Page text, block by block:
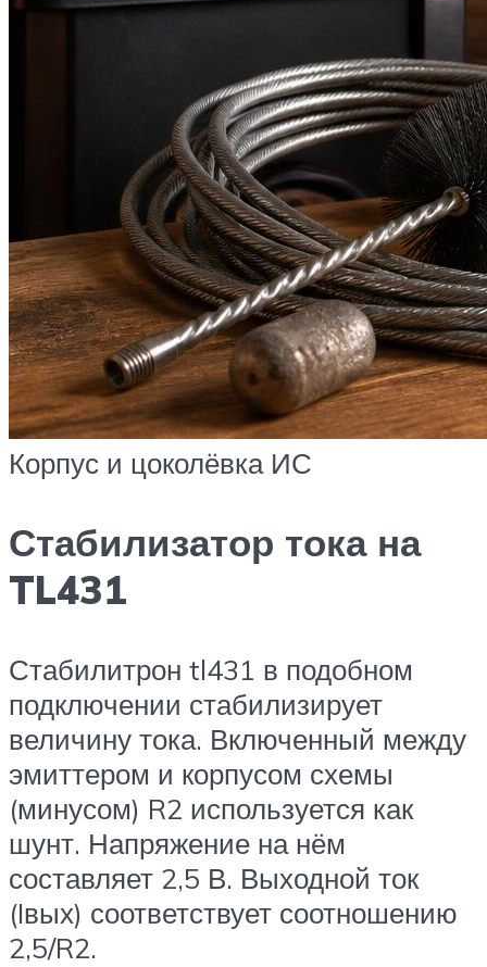
Корпус и цоколёвка ИС
Стабилизатор тока на
TL431
Стабилитрон tl431 в подобном
подключении стабилизирует
величину тока. Включенный между
эмиттером и корпусом схемы
(минусом) R2 используется как
шунт. Напряжение на нём
составляет 2,5 В. Выходной ток
(Iвых) соответствует соотношению
2,5/R2.